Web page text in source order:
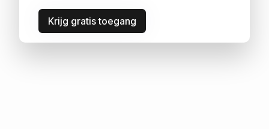
Krijg gratis toegang